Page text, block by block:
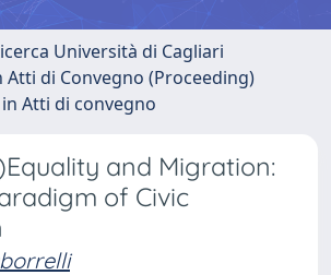
Università di Cagliari
di Convegno (Proceeding)
Atti di convegno
and Migration:
of Civic